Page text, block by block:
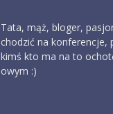
Tata, mąż, bloger,
chodzić na konferencje,
kimś kto ma na to
owym :)